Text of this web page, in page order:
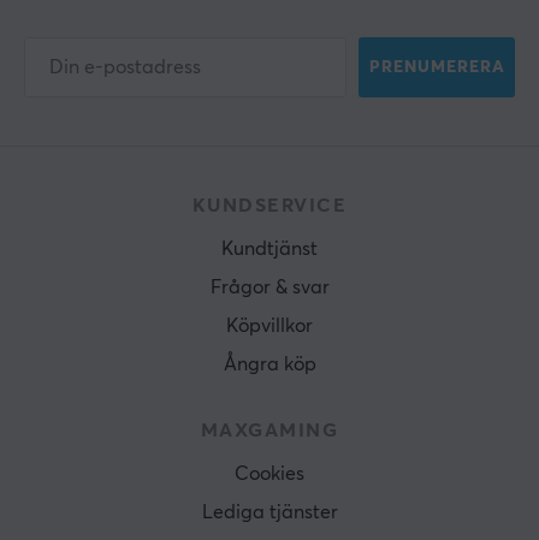
PRENUMERERA
KUNDSERVICE
Kundtjänst
Frågor & svar
Köpvillkor
Ångra köp
MAXGAMING
Cookies
Lediga tjänster